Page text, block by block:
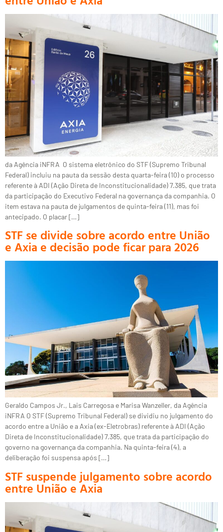
da Agência iNFRA O sistema eletrônico do STF (Supremo Tribunal
Federal) incluiu na pauta da sessão desta quarta-feira (10) o processo
referente à ADI (Ação Direta de Inconstitucionalidade) 7.385, que trata
da participação do Executivo Federal na governança da companhia. O
item estava na pauta de julgamentos de quinta-feira (11), mas foi
antecipado. O placar […]
STF se divide sobre acordo entre União
e Axia e decisão pode ficar para 2026
Geraldo Campos Jr., Lais Carregosa e Marisa Wanzeller, da Agência
iNFRA O STF (Supremo Tribunal Federal) se dividiu no julgamento do
acordo entre a União e a Axia (ex-Eletrobras) referente à ADI (Ação
Direta de Inconstitucionalidade) 7.385, que trata da participação do
governo na governança da companhia. Na quinta-feira (4), a
deliberação foi suspensa após […]
STF suspende julgamento sobre acordo
entre União e Axia